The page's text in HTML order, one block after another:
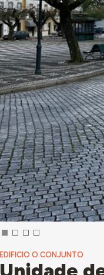
EDIFICIO O CONJUNTO